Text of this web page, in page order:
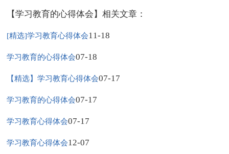
【学习教育的心得体会】相关文章：
[精选]学习教育心得体会11-18
学习教育的心得体会07-18
【精选】学习教育心得体会07-17
学习教育的心得体会07-17
学习教育心得体会07-17
学习教育心得体会12-07